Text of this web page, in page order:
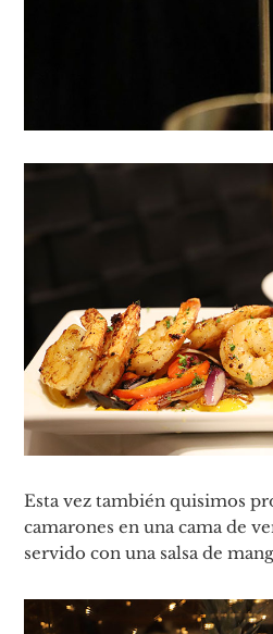
Esta vez también quisimos
camarones en una cama de
servido con una salsa de